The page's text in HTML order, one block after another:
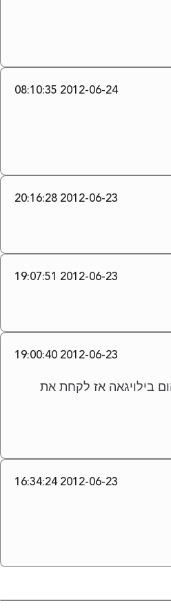
2012-06-24 08:10:35
2012-06-23 20:16:28
2012-06-23 19:07:51
2012-06-23 19:00:40
בילויגאה אז לקחת את
2012-06-23 16:34:24